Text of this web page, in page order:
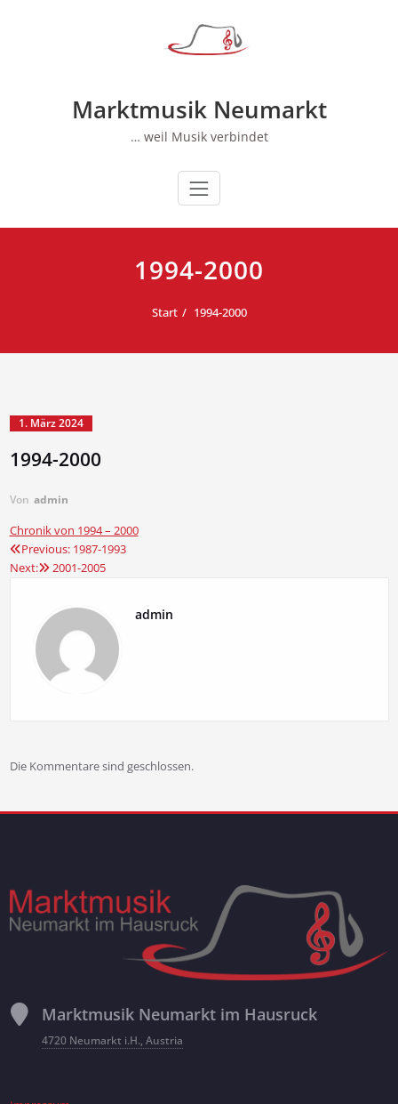
Marktmusik Neumarkt
… weil Musik verbindet
1994-2000
Start 1994-2000
1. März 2024
1994-2000
Von admin
Chronik von 1994 – 2000
Beitragsnavigation
Previous: 1987-1993
Next:
2001-2005
admin
Die Kommentare sind geschlossen.
Marktmusik Neumarkt im Hausruck
4720 Neumarkt i.H., Austria